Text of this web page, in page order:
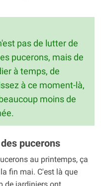
pas de lutter de
pucerons, mais de
à temps, de
à ce moment-là,
moins de
pucerons
au printemps, ça
fin mai. C'est là que